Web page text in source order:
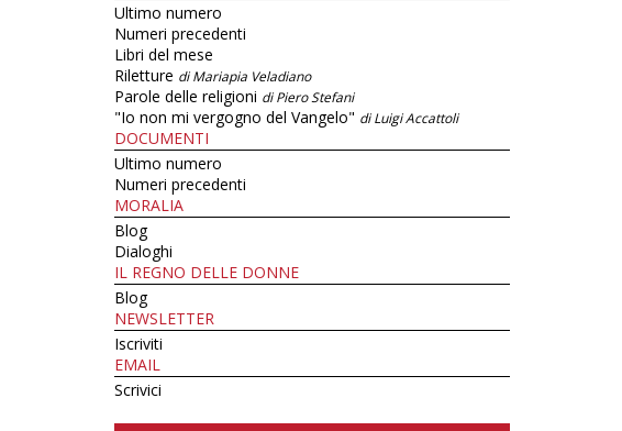
Ultimo numero
Numeri precedenti
Libri del mese
Riletture di Mariapia Veladiano
Parole delle religioni di Piero Stefani
"Io non mi vergogno del Vangelo" di Luigi Accattoli
DOCUMENTI
Ultimo numero
Numeri precedenti
MORALIA
Blog
Dialoghi
IL REGNO DELLE DONNE
Blog
NEWSLETTER
Iscriviti
EMAIL
Scrivici